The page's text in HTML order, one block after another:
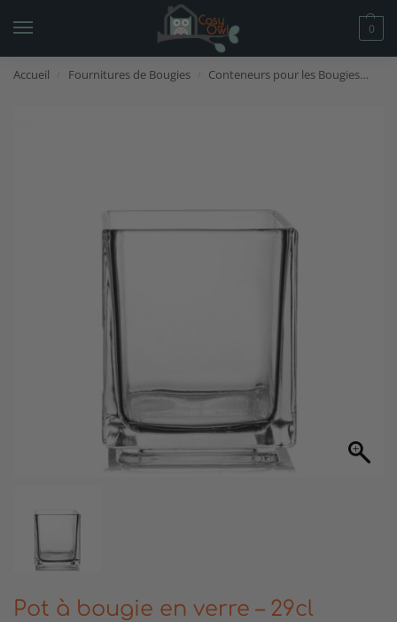
0
Accueil Fournitures de Bougies Conteneurs pour les Bougies
Pot à bougie en verre – 29cl